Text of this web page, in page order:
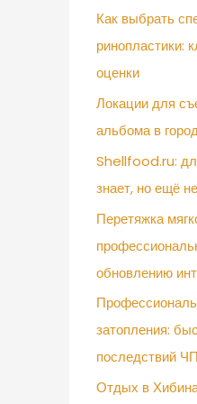
Как выбрать
ринопластики:
оценки
Локации для
альбома в
Shellfood.ru:
знает, но ещё
Перетяжка
обновлению
затопления:
последствий ЧП
Отдых в